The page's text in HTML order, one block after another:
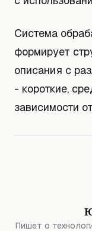
Система
формирует
описания с
- короткие,
зависимости
Пишет о